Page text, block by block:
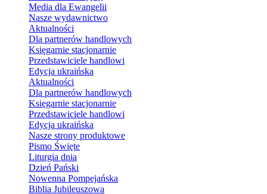
Media dla Ewangelii
Nasze wydawnictwo
Aktualności
Dla partnerów handlowych
Księgarnie stacjonarnie
Przedstawiciele handlowi
Edycja ukraińska
Aktualności
Dla partnerów handlowych
Księgarnie stacjonarnie
Przedstawiciele handlowi
Edycja ukraińska
Nasze strony produktowe
Pismo Święte
Liturgia dnia
Dzień Pański
Nowenna Pompejańska
Biblia Jubileuszowa